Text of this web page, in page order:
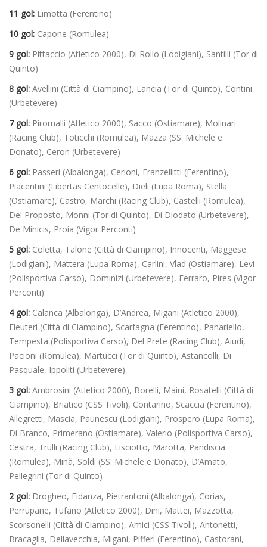
11 gol: Limotta (Ferentino)
10 gol: Capone (Romulea)
9 gol: Pittaccio (Atletico 2000), Di Rollo (Lodigiani), Santilli (Tor di
Quinto)
8 gol: Avellini (Città di Ciampino), Lancia (Tor di Quinto), Contini
(Urbetevere)
7 gol: Piromalli (Atletico 2000), Sacco (Ostiamare), Molinari
(Racing Club), Toticchi (Romulea), Mazza (SS. Michele e
Donato), Ceron (Urbetevere)
6 gol: Passeri (Albalonga), Cerioni, Franzellitti (Ferentino),
Piacentini (Libertas Centocelle), Dieli (Lupa Roma), Stella
(Ostiamare), Castro, Marchi (Racing Club), Castelli (Romulea),
Del Proposto, Monni (Tor di Quinto), Di Diodato (Urbetevere),
De Minicis, Proia (Vigor Perconti)
5 gol: Coletta, Talone (Città di Ciampino), Innocenti, Maggese
(Lodigiani), Mattera (Lupa Roma), Carlini, Vlad (Ostiamare), Levi
(Polisportiva Carso), Dominizi (Urbetevere), Ferraro, Pires (Vigor
Perconti)
4 gol: Calanca (Albalonga), D’Andrea, Migani (Atletico 2000),
Eleuteri (Città di Ciampino), Scarfagna (Ferentino), Panariello,
Tempesta (Polisportiva Carso), Del Prete (Racing Club), Aiudi,
Pacioni (Romulea), Martucci (Tor di Quinto), Astancolli, Di
Pasquale, Ippoliti (Urbetevere)
3 gol: Ambrosini (Atletico 2000), Borelli, Maini, Rosatelli (Città di
Ciampino), Briatico (CSS Tivoli), Contarino, Scaccia (Ferentino),
Allegretti, Mascia, Paunescu (Lodigiani), Prospero (Lupa Roma),
Di Branco, Primerano (Ostiamare), Valerio (Polisportiva Carso),
Cestra, Trulli (Racing Club), Lisciotto, Marotta, Pandiscia
(Romulea), Minà, Soldi (SS. Michele e Donato), D’Amato,
Pellegrini (Tor di Quinto)
2 gol: Drogheo, Fidanza, Pietrantoni (Albalonga), Corias,
Perrupane, Tufano (Atletico 2000), Dini, Mattei, Mazzotta,
Scorsonelli (Città di Ciampino), Amici (CSS Tivoli), Antonetti,
Bracaglia, Dellavecchia, Migani, Pifferi (Ferentino), Castorani,